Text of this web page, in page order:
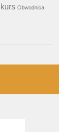
Obwodnica